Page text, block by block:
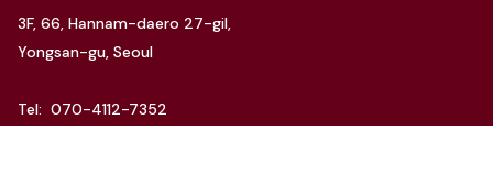
3F, 66, Hannam-daero 27-gil,
Yongsan-gu, Seoul
Tel: 070-4112-7352